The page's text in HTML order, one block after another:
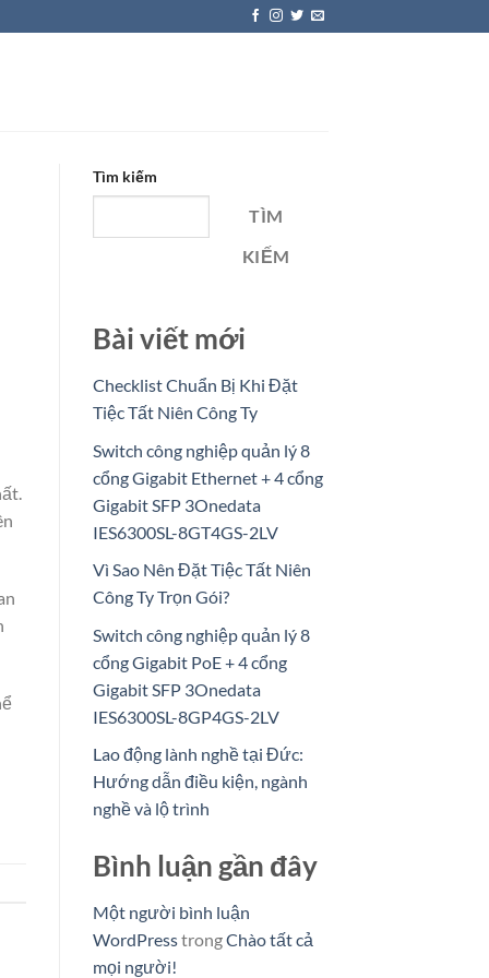
Tìm kiếm
TÌM
KIẾM
Bài viết mới
Checklist Chuẩn Bị Khi Đặt
Tiệc Tất Niên Công Ty
Switch công nghiệp quản lý 8
cổng Gigabit Ethernet + 4 cổng
Gigabit SFP 3Onedata
IES6300SL-8GT4GS-2LV
Vì Sao Nên Đặt Tiệc Tất Niên
Công Ty Trọn Gói?
Switch công nghiệp quản lý 8
cổng Gigabit PoE + 4 cổng
Gigabit SFP 3Onedata
IES6300SL-8GP4GS-2LV
Lao động lành nghề tại Đức:
Hướng dẫn điều kiện, ngành
nghề và lộ trình
Bình luận gần đây
Một người bình luận
WordPresstrongChào tất cả
mọi người!